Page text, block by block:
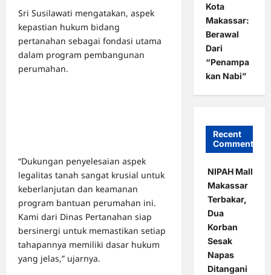
Sri Susilawati mengatakan, aspek
kepastian hukum bidang
pertanahan sebagai fondasi utama
dalam program pembangunan
perumahan.
“Dukungan penyelesaian aspek
legalitas tanah sangat krusial untuk
keberlanjutan dan keamanan
program bantuan perumahan ini.
Kami dari Dinas Pertanahan siap
bersinergi untuk memastikan setiap
tahapannya memiliki dasar hukum
yang jelas,” ujarnya.
Kota
Makassar:
Berawal
Dari
“Penampa
kan Nabi”
Recent
Comments
NIPAH Mall
Makassar
Terbakar,
Dua
Korban
Sesak
Napas
Ditangani